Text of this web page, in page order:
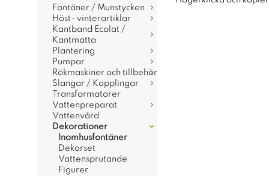
Fontäner / Munstycken
Höst- vinterartiklar
Kantband Ecolat /
Kantmatta
Plantering
Pumpar
Rökmaskiner och tillbehör
Slangar / Kopplingar
Transformatorer
Vattenpreparat
Vattenvård
Dekorationer
Inomhusfontäner
Dekorset
Vattensprutande
Figurer